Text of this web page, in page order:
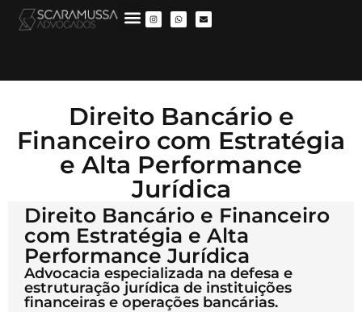
Direito Bancário e
Financeiro com Estratégia
e Alta Performance
Jurídica
Direito Bancário e Financeiro
com Estratégia e Alta
Performance Jurídica
Advocacia especializada na defesa e
estruturação jurídica de instituições
financeiras e operações bancárias.